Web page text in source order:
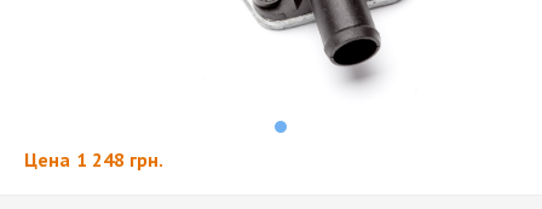
Цена 1 248 грн.